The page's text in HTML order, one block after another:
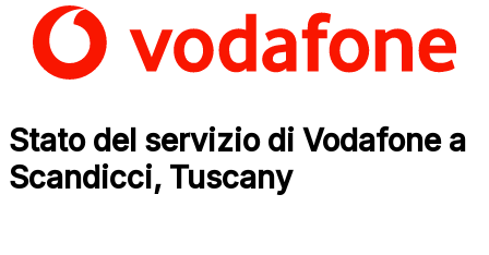
Stato del servizio di Vodafone a
Scandicci, Tuscany